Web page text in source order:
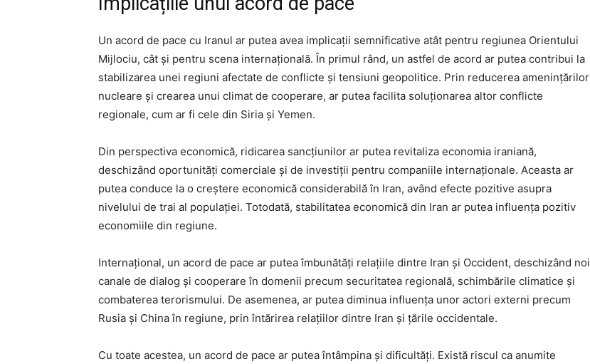
Un acord de pace cu Iranul ar putea avea implicații semnificative atât pentru regiunea Orientului
Mijlociu, cât și pentru scena internațională. În primul rând, un astfel de acord ar putea contribui la
stabilizarea unei regiuni afectate de conflicte și tensiuni geopolitice. Prin reducerea amenințărilor
nucleare și crearea unui climat de cooperare, ar putea facilita soluționarea altor conflicte
regionale, cum ar fi cele din Siria și Yemen.
Din perspectiva economică, ridicarea sancțiunilor ar putea revitaliza economia iraniană,
deschizând oportunități comerciale și de investiții pentru companiile internaționale. Aceasta ar
putea conduce la o creștere economică considerabilă în Iran, având efecte pozitive asupra
nivelului de trai al populației. Totodată, stabilitatea economică din Iran ar putea influența pozitiv
economiile din regiune.
Internațional, un acord de pace ar putea îmbunătăți relațiile dintre Iran și Occident, deschizând noi
canale de dialog și cooperare în domenii precum securitatea regională, schimbările climatice și
combaterea terorismului. De asemenea, ar putea diminua influența unor actori externi precum
Rusia și China în regiune, prin întărirea relațiilor dintre Iran și țările occidentale.
Cu toate acestea, un acord de pace ar putea întâmpina și dificultăți. Există riscul ca anumite